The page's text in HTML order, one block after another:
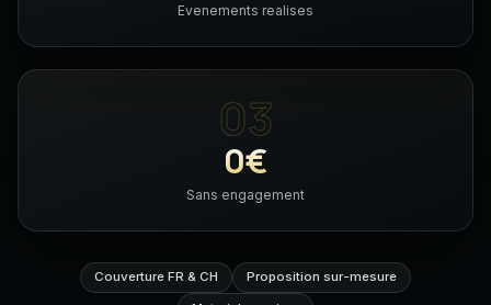
Evenements realises
03
0€
Sans engagement
Couverture FR & CH Proposition sur-mesure